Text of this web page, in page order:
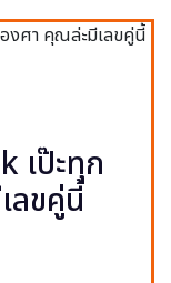
เป๊ะทุก
ลขคู่นี้